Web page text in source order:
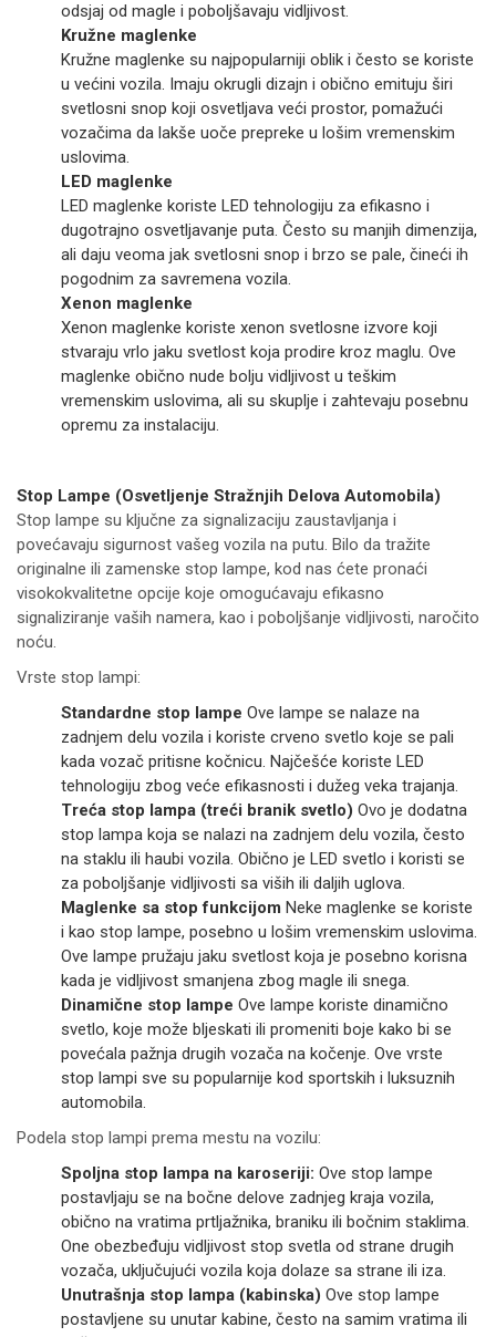
odsjaj od magle i poboljšavaju vidljivost.
Kružne maglenke
Kružne maglenke su najpopularniji oblik i često se koriste
u većini vozila. Imaju okrugli dizajn i obično emituju širi
svetlosni snop koji osvetljava veći prostor, pomažući
vozačima da lakše uoče prepreke u lošim vremenskim
uslovima.
LED maglenke
LED maglenke koriste LED tehnologiju za efikasno i
dugotrajno osvetljavanje puta. Često su manjih dimenzija,
ali daju veoma jak svetlosni snop i brzo se pale, čineći ih
pogodnim za savremena vozila.
Xenon maglenke
Xenon maglenke koriste xenon svetlosne izvore koji
stvaraju vrlo jaku svetlost koja prodire kroz maglu. Ove
maglenke obično nude bolju vidljivost u teškim
vremenskim uslovima, ali su skuplje i zahtevaju posebnu
opremu za instalaciju.
Stop Lampe (Osvetljenje Stražnjih Delova Automobila)
Stop lampe su ključne za signalizaciju zaustavljanja i
povećavaju sigurnost vašeg vozila na putu. Bilo da tražite
originalne ili zamenske stop lampe, kod nas ćete pronaći
visokokvalitetne opcije koje omogućavaju efikasno
signaliziranje vaših namera, kao i poboljšanje vidljivosti, naročito
noću.
Vrste stop lampi:
Standardne stop lampe Ove lampe se nalaze na
zadnjem delu vozila i koriste crveno svetlo koje se pali
kada vozač pritisne kočnicu. Najčešće koriste LED
tehnologiju zbog veće efikasnosti i dužeg veka trajanja.
Treća stop lampa (treći branik svetlo) Ovo je dodatna
stop lampa koja se nalazi na zadnjem delu vozila, često
na staklu ili haubi vozila. Obično je LED svetlo i koristi se
za poboljšanje vidljivosti sa viših ili daljih uglova.
Maglenke sa stop funkcijom Neke maglenke se koriste
i kao stop lampe, posebno u lošim vremenskim uslovima.
Ove lampe pružaju jaku svetlost koja je posebno korisna
kada je vidljivost smanjena zbog magle ili snega.
Dinamične stop lampe Ove lampe koriste dinamično
svetlo, koje može bljeskati ili promeniti boje kako bi se
povećala pažnja drugih vozača na kočenje. Ove vrste
stop lampi sve su popularnije kod sportskih i luksuznih
automobila.
Podela stop lampi prema mestu na vozilu:
Spoljna stop lampa na karoseriji: Ove stop lampe
postavljaju se na bočne delove zadnjeg kraja vozila,
obično na vratima prtljažnika, braniku ili bočnim staklima.
One obezbeđuju vidljivost stop svetla od strane drugih
vozača, uključujući vozila koja dolaze sa strane ili iza.
Unutrašnja stop lampa (kabinska) Ove stop lampe
postavljene su unutar kabine, često na samim vratima ili